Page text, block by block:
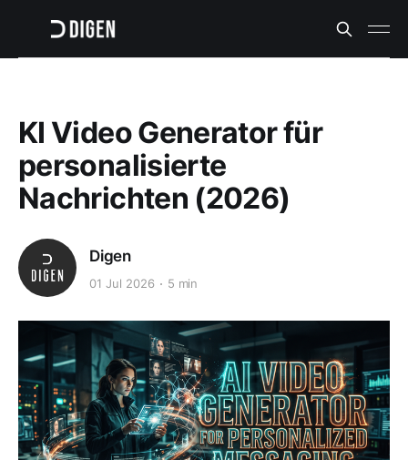
KI Video Generator für
personalisierte
Nachrichten (2026)
Digen
01 Jul 2026 5 min